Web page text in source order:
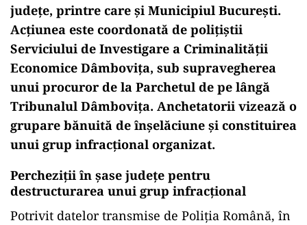
județe, printre care și Municipiul București.
Acțiunea este coordonată de polițiștii
Serviciului de Investigare a Criminalității
Economice Dâmbovița, sub supravegherea
unui procuror de la Parchetul de pe lângă
Tribunalul Dâmbovița. Anchetatorii vizează o
grupare bănuită de înșelăciune și constituirea
unui grup infracțional organizat.
Percheziții în șase județe pentru
destructurarea unui grup infracțional
Potrivit datelor transmise de Poliția Română, în